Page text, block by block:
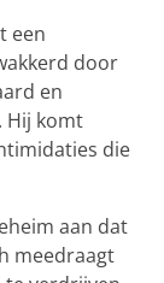
een
door
en
Hij komt
die
aan dat
meedraagt